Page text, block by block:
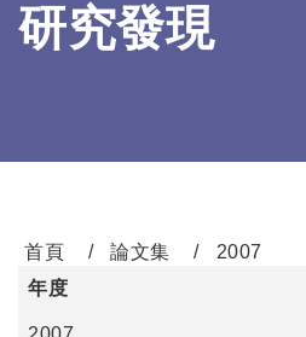
研究發現
首頁 論文集
2007
年度